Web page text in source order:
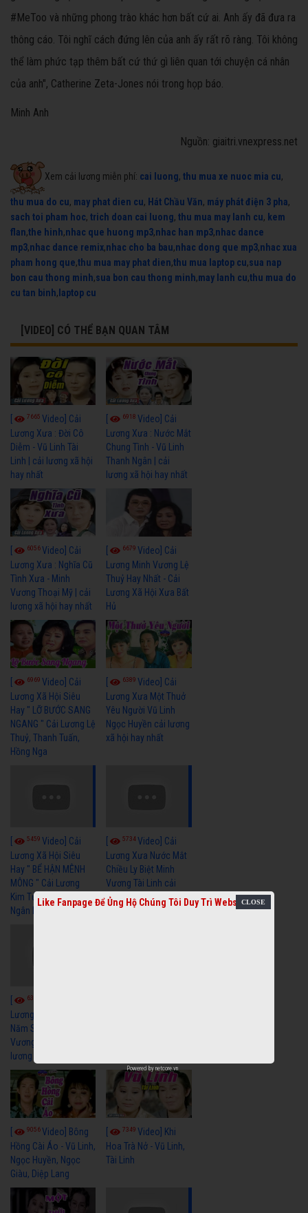
#MeToo và những phong trào khác hơn bất cứ ai. Anh ấy đã đưa ra
thông cáo. Tôi nghĩ cách đứng lên của anh ấy rất rõ ràng. Tôi không
thể làm phức tạp thêm bất cứ thứ gì liên quan tới chuyện cá nhân
của anh", Catherine Zeta-Jones nói trong họp báo.
Minh Anh
Nguồn: giaitri.vnexpress.net
Xem cải lương miễn phí: cai luong, thu mua xe nuoc mia cu,
thu mua do cu, may phat dien cu, Hát Chầu Văn, máy phát điện 3 pha,
sach toi pham hoc, trich doan cai luong, thu mua may lanh cu, kem
flan,the hinh,nhac que huong mp3,nhac han mp3,nhac dance
mp3,nhac dance remix,nhac cho ba bau,nhac dong que mp3,nhac xua
pham hong que,thu mua may phat dien,thu mua laptop cu,sua nap
bon cau thong minh,sua bon cau thong minh,may lanh cu,thu mua do
cu tan binh, laptop cu
[VIDEO] CÓ THỂ BẠN QUAN TÂM
7665 Video] Cải
Lương Xưa : Đời Cô
Diễm - Vũ Linh Tài
Linh | cải lương xã hội
hay nhất
6918Video] Cải
Lương Xưa : Nước Mắt
Chung Tình - Vũ Linh
Thanh Ngân | cải
lương xã hội hay nhất
6056Video] Cải
Lương Xưa : Nghĩa Cũ
Tình Xưa - Minh
Vương Thoại Mỹ | cải
lương xã hội hay nhất
6679Video] Cải
Lương Minh Vương Lệ
Thuỷ Hay Nhất - Cải
Lương Xã Hội Xưa Bất
Hủ
6969 Video] Cải
Lương Xã Hội Siêu
Hay " LỠ BƯỚC SANG
NGANG " Cải Lương Lệ
Thuỷ, Thanh Tuấn,
Hồng Nga
6389Video] Cải
Lương Xưa Một Thuở
Yêu Người Vũ Linh
Ngọc Huyền cải lương
xã hội hay nhất
5459 Video] Cải
Lương Xã Hội Siêu
Hay " BỂ HẬN MÊNH
MÔNG " Cải Lương
Kim Tử Long, Thanh
Ngân Hay Nhất
5734Video] Cải
Lương Xưa Nước Mắt
Chiều Ly Biệt Minh
Vương Tài Linh cải
lương xã hội hay nhất
6322
Lương Xưa : Rồi 30
Năm Sau - Minh
Vương Lệ Thủy | cải
lương xã hội hay nhất
9056Video] Bông
Hồng Cài Áo - Vũ Linh,
Ngọc Huyền, Ngọc
Giàu, Diệp Lang
7349Video] Khi
Hoa Trà Nở - Vũ Linh,
Tài Linh
Like Fanpage Để Ủng Hộ Chúng Tôi Duy Trì Website
Powered bynetcore.vn